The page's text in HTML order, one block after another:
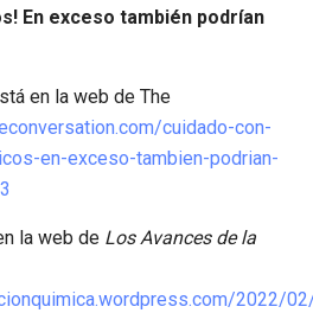
En exceso también podrían
en la web de The
cuidado-con-
en-exceso-tambien-podrian-
la web de Los Avances de la
2022/